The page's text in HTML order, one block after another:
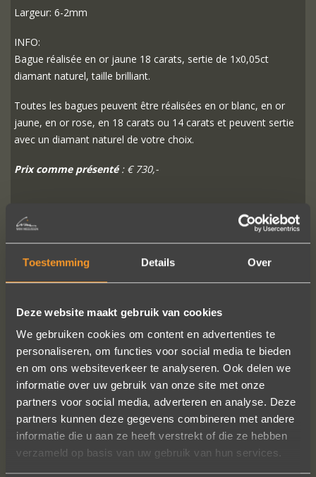
Toestemming Details Over
Deze website maakt gebruik van cookies
We gebruiken cookies om content en advertenties te
personaliseren, om functies voor social media te bieden
en om ons websiteverkeer te analyseren. Ook delen we
informatie over uw gebruik van onze site met onze
partners voor social media, adverteren en analyse. Deze
partners kunnen deze gegevens combineren met andere
informatie die u aan ze heeft verstrekt of die ze hebben
verzameld op basis van uw gebruik van hun services.
Largeur: 6-2mm
INFO:
Bague réalisée en or jaune 18 carats, sertie de 1x0,05ct
diamant naturel, taille brilliant.
Toutes les bagues peuvent être réalisées en or blanc, en or
jaune, en or rose, en 18 carats ou 14 carats et peuvent sertie
avec un diamant naturel de votre choix.
Prix comme présenté: € 730,-
PLUS D'INFO
SUIVEZ-NOUS SUR LES MÉDIAS SOCIAUX
Wat een prachtige sieraden! Na mn
trouwring heb ik nu aan mn andere
hand ook een juweeltje. Zo trots als